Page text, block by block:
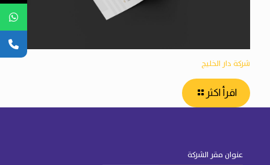
شركة دار الخليج
اقرأ اكثر
عنوان مقر الشركة